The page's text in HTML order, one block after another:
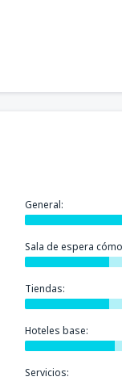
General:
Tiendas:
Hoteles base:
Servicios: